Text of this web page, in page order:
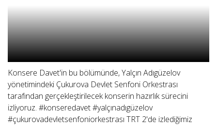
Konsere Davet'in bu bölümünde, Yalçın Adıgüzelov
yönetimindeki Çukurova Devlet Senfoni Orkestrası
tarafından gerçekleştirilecek konserin hazırlık sürecini
izliyoruz. #konseredavet #yalçınadıgüzelov
#çukurovadevletsenfoniorkestrası TRT 2'de izlediğimiz